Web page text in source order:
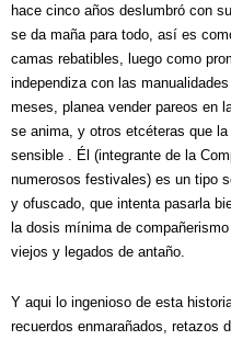
hace cinco años deslumbró con su
se da maña para todo, así es
camas rebatibles, luego como
independiza con las
meses, planea vender pareos en
se anima, y otros etcéteras que
sensible . Él (integrante de la
numerosos festivales) es un tipo
y ofuscado, que intenta pasarla
la dosis mínima de
viejos y legados de antaño.
Y aqui lo ingenioso de esta
recuerdos enmarañados, retazos